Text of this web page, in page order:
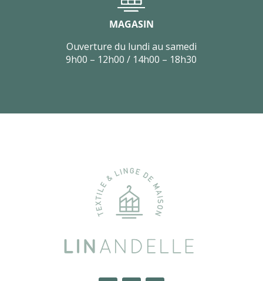
MAGASIN
Ouverture du lundi au samedi
9h00 – 12h00 / 14h00 – 18h30